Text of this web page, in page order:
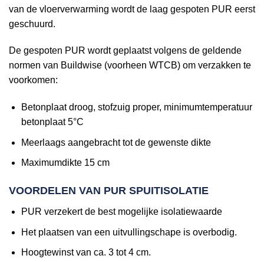
van de vloerverwarming wordt de laag gespoten PUR eerst
geschuurd.
De gespoten PUR wordt geplaatst volgens de geldende
normen van Buildwise (voorheen WTCB) om verzakken te
voorkomen:
Betonplaat droog, stofzuig proper, minimumtemperatuur
betonplaat 5°C
Meerlaags aangebracht tot de gewenste dikte
Maximumdikte 15 cm
VOORDELEN VAN PUR SPUITISOLATIE
PUR verzekert de best mogelijke isolatiewaarde
Het plaatsen van een uitvullingschape is overbodig.
Hoogtewinst van ca. 3 tot 4 cm.